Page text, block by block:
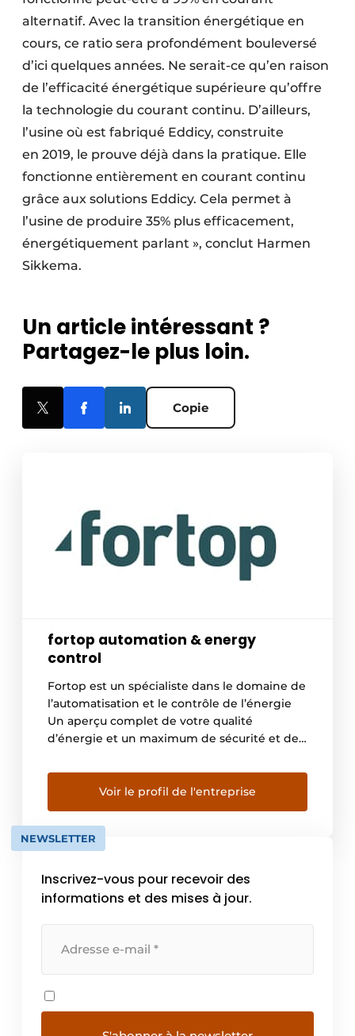
alternatif. Avec la transition énergétique en
cours, ce ratio sera profondément bouleversé
d’ici quelques années. Ne serait-ce qu’en raison
de l’efficacité énergétique supérieure qu’offre
la technologie du courant continu. D’ailleurs,
l’usine où est fabriqué Eddicy, construite
en 2019, le prouve déjà dans la pratique. Elle
fonctionne entièrement en courant continu
grâce aux solutions Eddicy. Cela permet à
l’usine de produire 35% plus efficacement,
énergétiquement parlant », conclut Harmen
Sikkema.
Un article intéressant ?
Partagez-le plus loin.
Copie
fortop automation & energy
control
Fortop est un spécialiste dans le domaine de
l’automatisation et le contrôle de l’énergie
Un aperçu complet de votre qualité
d’énergie et un maximum de sécurité et de
meilleure solution pour votre situation
spécifique? Fortop est un spécialiste dans le
domaine de l’automatisation et le contrôle
d’énergie. […]
Voir le profil de l'entreprise
NEWSLETTER
Inscrivez-vous pour recevoir des
informations et des mises à jour.